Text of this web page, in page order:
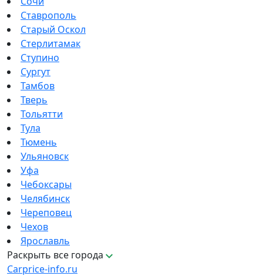
Ставрополь
Старый Оскол
Стерлитамак
Ступино
Сургут
Тамбов
Тверь
Тольятти
Тула
Тюмень
Ульяновск
Уфа
Чебоксары
Челябинск
Череповец
Чехов
Ярославль
Раскрыть все города
Carprice-info.ru